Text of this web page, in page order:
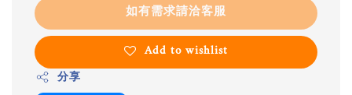
如有需求請洽客服
Add to wishlist
分享